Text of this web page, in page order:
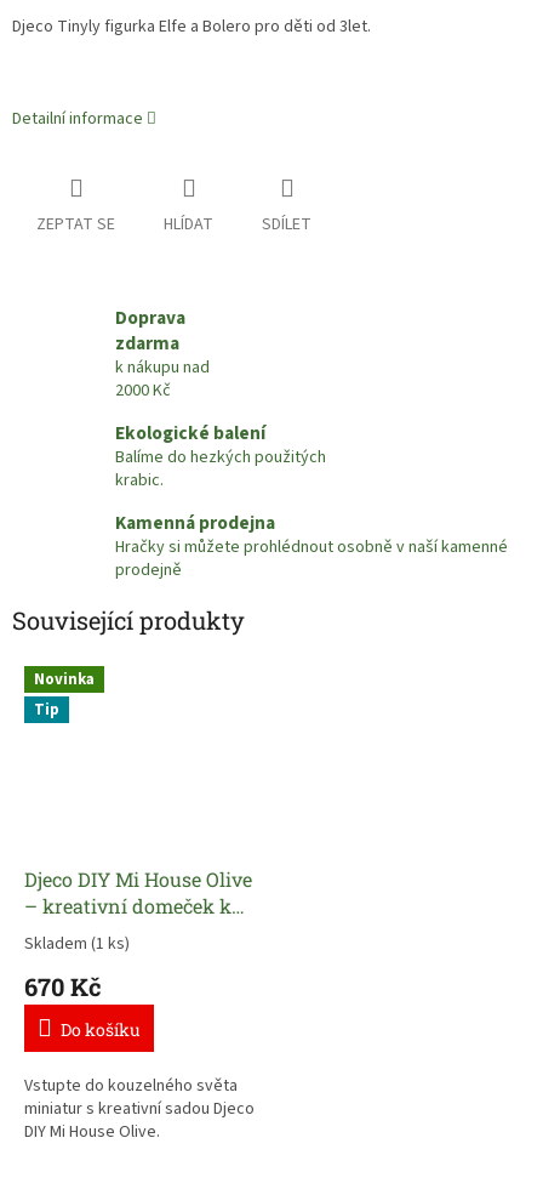
Djeco Tinyly figurka Elfe a Bolero pro děti od 3let.
Detailní informace
ZEPTAT SE HLÍDAT SDÍLET
Doprava
zdarma
k nákupu nad
2000 Kč
Ekologické balení
Balíme do hezkých použitých
krabic.
Kamenná prodejna
Hračky si můžete prohlédnout osobně v naší kamenné
prodejně
Související produkty
Novinka
Tip
Djeco DIY Mi House Olive
– kreativní domeček k
sestavení s mini
postavičkou
Skladem (1 ks)
670 Kč
Do košíku
Vstupte do kouzelného světa
miniatur s kreativní sadou Djeco
DIY Mi House Olive.